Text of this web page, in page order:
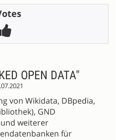
OPEN DATA"
von Wikidata, DBpedia,
GND
weiterer
für